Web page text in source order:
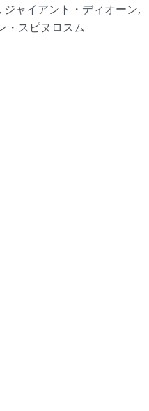
ャイアント・ディオーン,
・スピヌロスム